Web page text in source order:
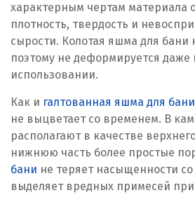
характерным чертам материала
плотность, твердость и
сырости. Колотая яшма для бани
поэтому не деформируется
использовании.
Как и галтованная яшма для бани
не выцветает со временем. В
располагают в качестве
нижнюю часть более простые
бани не теряет насыщенности
выделяет вредных примесей